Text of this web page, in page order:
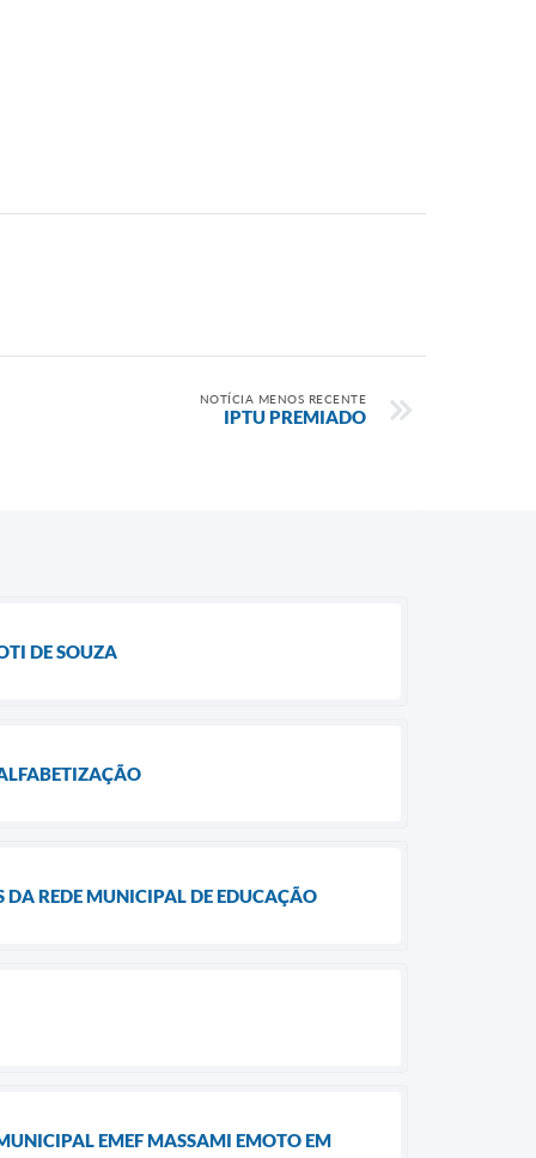
NOTÍCIA MENOS RECENTE
IPTU PREMIADO
DE SOUZA
DA REDE MUNICIPAL DE EDUCAÇÃO
EMEF MASSAMI EMOTO EM